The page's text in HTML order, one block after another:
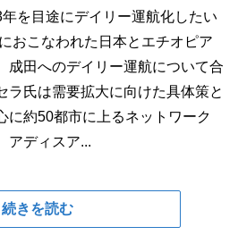
を目途にデイリー運航化したい
おこなわれた日本とエチオピア
成田へのデイリー運航について合
ラ氏は需要拡大に向けた具体策と
に約50都市に上るネットワーク
アディスア...
続きを読む